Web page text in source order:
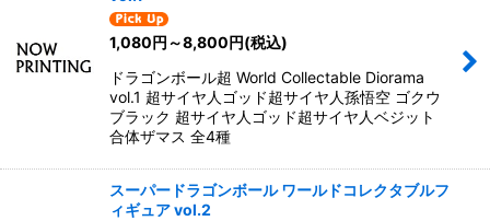
1,080円 ～8,800円(税込)
ドラゴンボール超 World Collectable Diorama
vol.1 超サイヤ人ゴッド超サイヤ人孫悟空 ゴクウ
ブラック 超サイヤ人ゴッド超サイヤ人ベジット
合体ザマス 全4種
スーパードラゴンボール ワールドコレクタブルフ
ィギュア vol.2